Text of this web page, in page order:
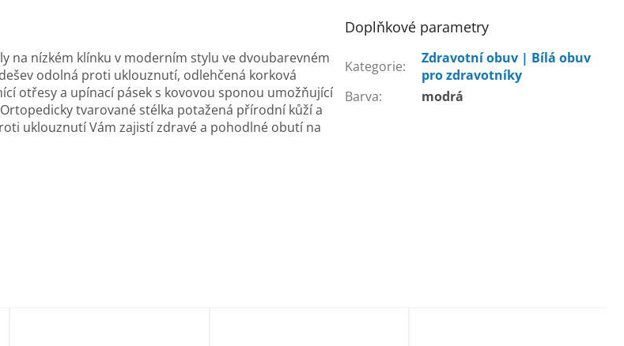
na nízkém klínku v moderním stylu ve dvoubarevném
odolná proti uklouznutí, odlehčená korková
otřesy a upínací pásek s kovovou sponou umožňující
tvarované stélka potažená přírodní kůží a
uklouznutí Vám zajistí zdravé a pohodlné obutí na
Doplňkové parametry
Kategorie:
Zdravotní obuv | Bílá obuv
pro zdravotníky
Barva: modrá